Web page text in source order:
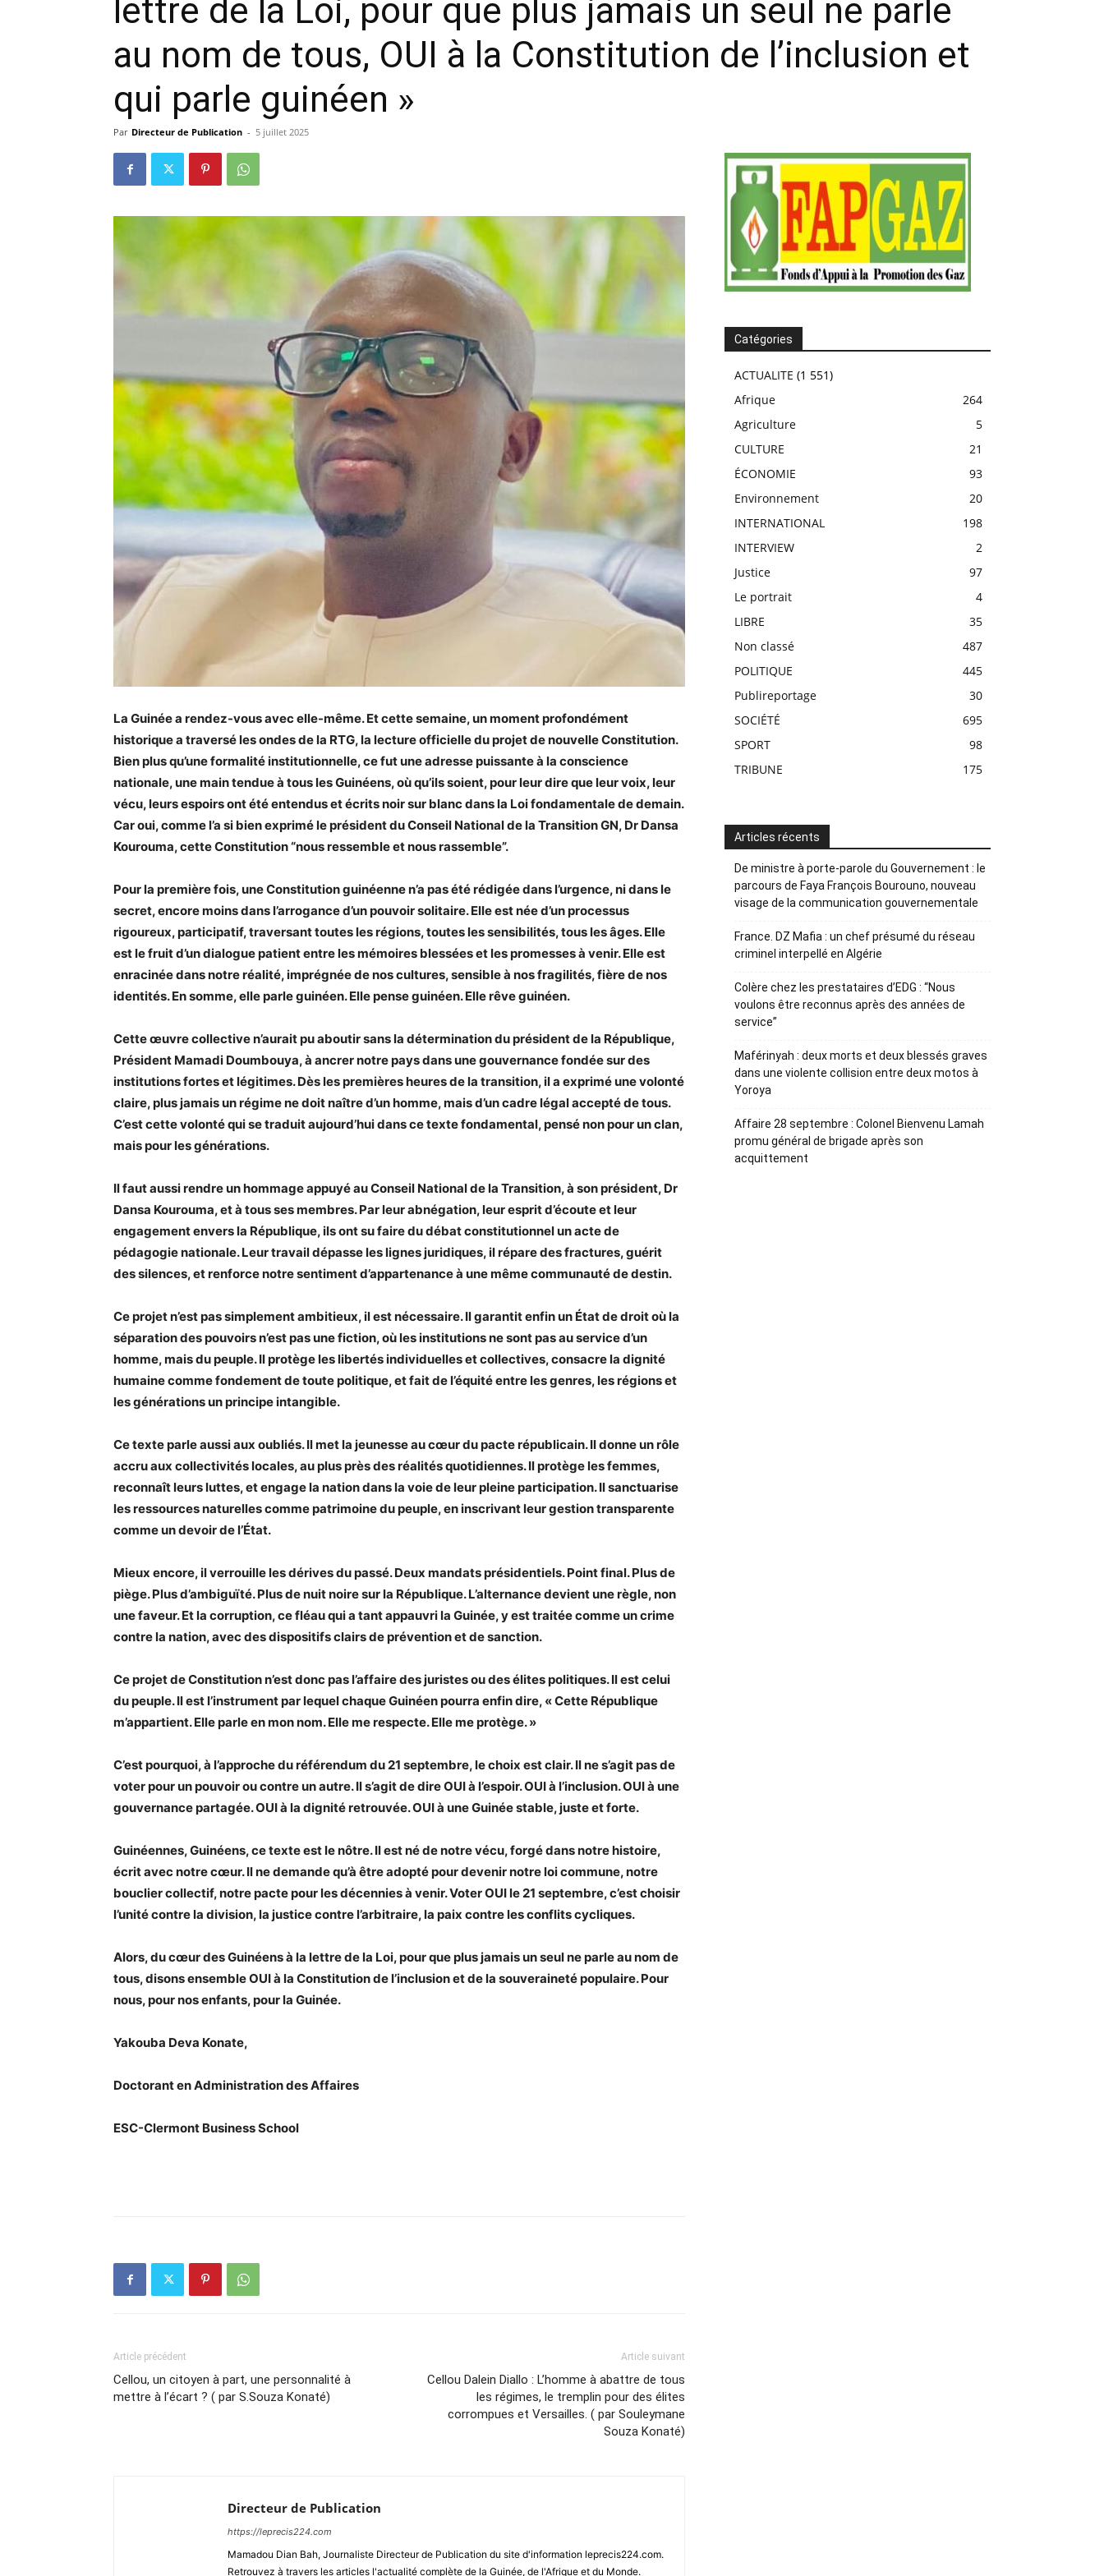
précision
lettre de la Loi, pour que plus jamais un seul ne parle
au nom de tous, OUI à la Constitution de l’inclusion et
qui parle guinéen »
Par Directeur de Publication - 5 juillet 2025
La Guinée a rendez-vous avec elle-même. Et cette semaine, un moment profondément
historique a traversé les ondes de la RTG, la lecture officielle du projet de nouvelle Constitution.
Bien plus qu’une formalité institutionnelle, ce fut une adresse puissante à la conscience
nationale, une main tendue à tous les Guinéens, où qu’ils soient, pour leur dire que leur voix, leur
vécu, leurs espoirs ont été entendus et écrits noir sur blanc dans la Loi fondamentale de demain.
Car oui, comme l’a si bien exprimé le président du Conseil National de la Transition GN, Dr Dansa
Kourouma, cette Constitution “nous ressemble et nous rassemble”.
Pour la première fois, une Constitution guinéenne n’a pas été rédigée dans l’urgence, ni dans le
secret, encore moins dans l’arrogance d’un pouvoir solitaire. Elle est née d’un processus
rigoureux, participatif, traversant toutes les régions, toutes les sensibilités, tous les âges. Elle
est le fruit d’un dialogue patient entre les mémoires blessées et les promesses à venir. Elle est
enracinée dans notre réalité, imprégnée de nos cultures, sensible à nos fragilités, fière de nos
identités. En somme, elle parle guinéen. Elle pense guinéen. Elle rêve guinéen.
Cette œuvre collective n’aurait pu aboutir sans la détermination du président de la République,
Président Mamadi Doumbouya, à ancrer notre pays dans une gouvernance fondée sur des
institutions fortes et légitimes. Dès les premières heures de la transition, il a exprimé une volonté
claire, plus jamais un régime ne doit naître d’un homme, mais d’un cadre légal accepté de tous.
C’est cette volonté qui se traduit aujourd’hui dans ce texte fondamental, pensé non pour un clan,
mais pour les générations.
Il faut aussi rendre un hommage appuyé au Conseil National de la Transition, à son président, Dr
Dansa Kourouma, et à tous ses membres. Par leur abnégation, leur esprit d’écoute et leur
engagement envers la République, ils ont su faire du débat constitutionnel un acte de
pédagogie nationale. Leur travail dépasse les lignes juridiques, il répare des fractures, guérit
des silences, et renforce notre sentiment d’appartenance à une même communauté de destin.
Ce projet n’est pas simplement ambitieux, il est nécessaire. Il garantit enfin un État de droit où la
séparation des pouvoirs n’est pas une fiction, où les institutions ne sont pas au service d’un
homme, mais du peuple. Il protège les libertés individuelles et collectives, consacre la dignité
humaine comme fondement de toute politique, et fait de l’équité entre les genres, les régions et
les générations un principe intangible.
Ce texte parle aussi aux oubliés. Il met la jeunesse au cœur du pacte républicain. Il donne un rôle
accru aux collectivités locales, au plus près des réalités quotidiennes. Il protège les femmes,
reconnaît leurs luttes, et engage la nation dans la voie de leur pleine participation. Il sanctuarise
les ressources naturelles comme patrimoine du peuple, en inscrivant leur gestion transparente
comme un devoir de l’État.
Mieux encore, il verrouille les dérives du passé. Deux mandats présidentiels. Point final. Plus de
piège. Plus d’ambiguïté. Plus de nuit noire sur la République. L’alternance devient une règle, non
une faveur. Et la corruption, ce fléau qui a tant appauvri la Guinée, y est traitée comme un crime
contre la nation, avec des dispositifs clairs de prévention et de sanction.
Ce projet de Constitution n’est donc pas l’affaire des juristes ou des élites politiques. Il est celui
du peuple. Il est l’instrument par lequel chaque Guinéen pourra enfin dire, « Cette République
m’appartient. Elle parle en mon nom. Elle me respecte. Elle me protège. »
C’est pourquoi, à l’approche du référendum du 21 septembre, le choix est clair. Il ne s’agit pas de
voter pour un pouvoir ou contre un autre. Il s’agit de dire OUI à l’espoir. OUI à l’inclusion. OUI à une
gouvernance partagée. OUI à la dignité retrouvée. OUI à une Guinée stable, juste et forte.
Guinéennes, Guinéens, ce texte est le nôtre. Il est né de notre vécu, forgé dans notre histoire,
écrit avec notre cœur. Il ne demande qu’à être adopté pour devenir notre loi commune, notre
bouclier collectif, notre pacte pour les décennies à venir. Voter OUI le 21 septembre, c’est choisir
l’unité contre la division, la justice contre l’arbitraire, la paix contre les conflits cycliques.
Alors, du cœur des Guinéens à la lettre de la Loi, pour que plus jamais un seul ne parle au nom de
tous, disons ensemble OUI à la Constitution de l’inclusion et de la souveraineté populaire. Pour
nous, pour nos enfants, pour la Guinée.
Yakouba Deva Konate,
Doctorant en Administration des Affaires
ESC-Clermont Business School
Article précédent
Cellou, un citoyen à part, une personnalité à
mettre à l’écart ? ( par S.Souza Konaté)
Article suivant
Cellou Dalein Diallo : L’homme à abattre de tous
les régimes, le tremplin pour des élites
corrompues et Versailles. ( par Souleymane
Souza Konaté)
Directeur de Publication
https://leprecis224.com
Mamadou Dian Bah, Journaliste Directeur de Publication du site d'information leprecis224.com.
Retrouvez à travers les articles l'actualité complète de la Guinée, de l'Afrique et du Monde.
Catégories
ACTUALITE (1 551)
Afrique
264
Agriculture
5
CULTURE
21
ÉCONOMIE
93
Environnement
20
INTERNATIONAL
198
INTERVIEW
2
Justice
97
Le portrait
4
LIBRE
35
Non classé
487
POLITIQUE
445
Publireportage
30
SOCIÉTÉ
695
SPORT
98
TRIBUNE
175
Articles récents
De ministre à porte-parole du Gouvernement : le
parcours de Faya François Bourouno, nouveau
visage de la communication gouvernementale
France. DZ Mafia : un chef présumé du réseau
criminel interpellé en Algérie
Colère chez les prestataires d’EDG : “Nous
voulons être reconnus après des années de
service”
Maférinyah : deux morts et deux blessés graves
dans une violente collision entre deux motos à
Yoroya
Affaire 28 septembre : Colonel Bienvenu Lamah
promu général de brigade après son
acquittement